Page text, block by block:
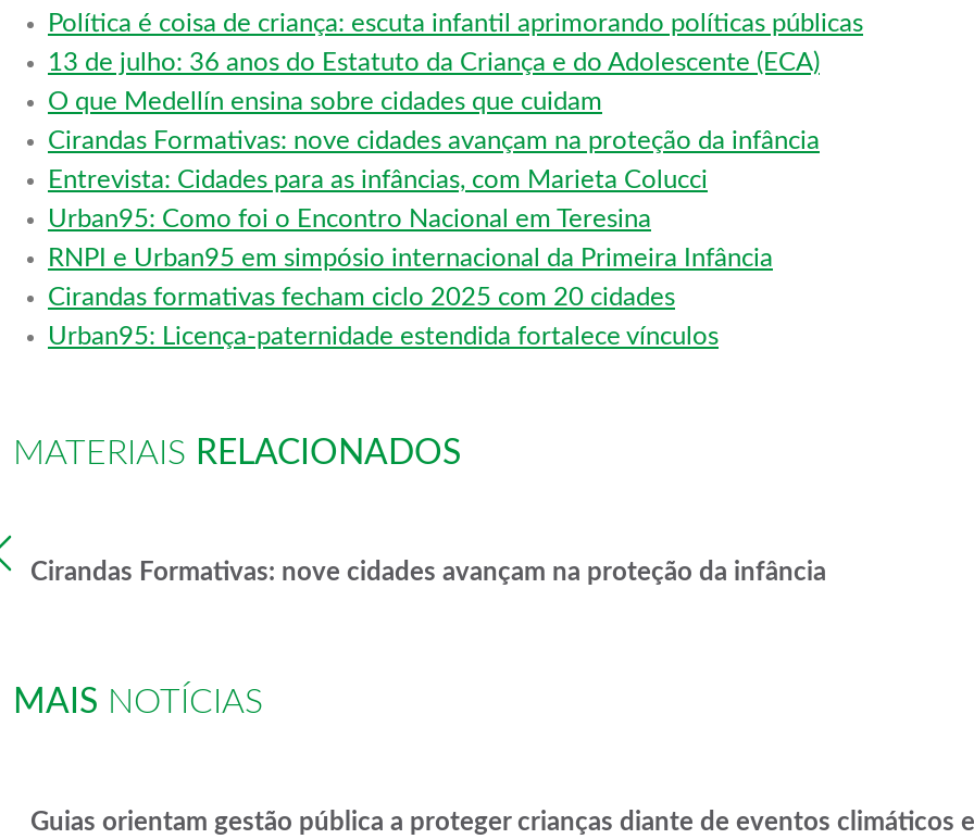
Política é coisa de criança: escuta infantil aprimorando políticas públicas
13 de julho: 36 anos do Estatuto da Criança e do Adolescente (ECA)
O que Medellín ensina sobre cidades que cuidam
Cirandas Formativas: nove cidades avançam na proteção da infância
Entrevista: Cidades para as infâncias, com Marieta Colucci
Urban95: Como foi o Encontro Nacional em Teresina
RNPI e Urban95 em simpósio internacional da Primeira Infância
Cirandas formativas fecham ciclo 2025 com 20 cidades
Urban95: Licença-paternidade estendida fortalece vínculos
MATERIAIS RELACIONADOS
Cirandas Formativas: nove cidades avançam na proteção da infância
MAIS NOTÍCIAS
Guias orientam gestão pública a proteger crianças diante de eventos climáticos